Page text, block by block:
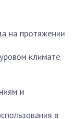
на протяжении
климате.
и
в